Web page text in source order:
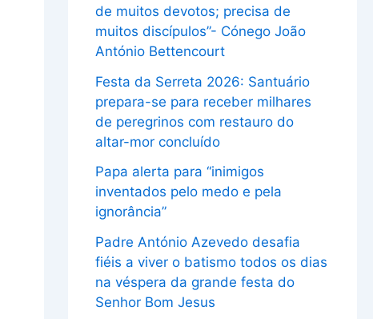
de muitos devotos; precisa de
muitos discípulos”- Cónego João
António Bettencourt
Festa da Serreta 2026: Santuário
prepara-se para receber milhares
de peregrinos com restauro do
altar-mor concluído
Papa alerta para “inimigos
inventados pelo medo e pela
ignorância”
Padre António Azevedo desafia
fiéis a viver o batismo todos os dias
na véspera da grande festa do
Senhor Bom Jesus